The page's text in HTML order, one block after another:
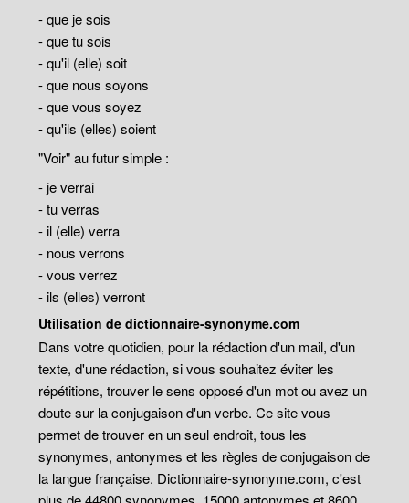
- que je sois
- que tu sois
- qu'il (elle) soit
- que nous soyons
- que vous soyez
- qu'ils (elles) soient
"Voir" au futur simple :
- je verrai
- tu verras
- il (elle) verra
- nous verrons
- vous verrez
- ils (elles) verront
Utilisation de dictionnaire-synonyme.com
Dans votre quotidien, pour la rédaction d'un mail, d'un
texte, d'une rédaction, si vous souhaitez éviter les
répétitions, trouver le sens opposé d'un mot ou avez un
doute sur la conjugaison d'un verbe. Ce site vous
permet de trouver en un seul endroit, tous les
synonymes, antonymes et les règles de conjugaison de
la langue française. Dictionnaire-synonyme.com, c'est